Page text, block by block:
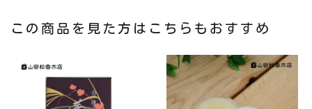
この商品を見た方はこちらもおすすめ